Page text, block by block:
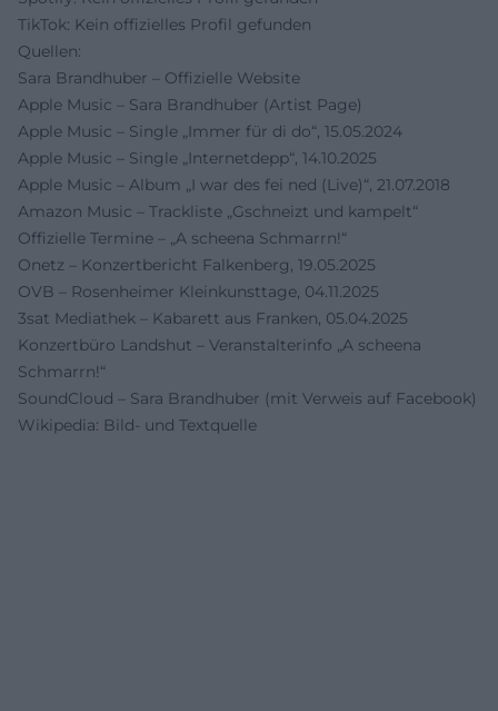
TikTok: Kein offizielles Profil gefunden
Quellen:
Sara Brandhuber – Offizielle Website
Apple Music – Sara Brandhuber (Artist Page)
Apple Music – Single „Immer für di do“, 15.05.2024
Apple Music – Single „Internetdepp“, 14.10.2025
Apple Music – Album „I war des fei ned (Live)“, 21.07.2018
Amazon Music – Trackliste „Gschneizt und kampelt“
Offizielle Termine – „A scheena Schmarrn!“
Onetz – Konzertbericht Falkenberg, 19.05.2025
OVB – Rosenheimer Kleinkunsttage, 04.11.2025
3sat Mediathek – Kabarett aus Franken, 05.04.2025
Konzertbüro Landshut – Veranstalterinfo „A scheena
Schmarrn!“
SoundCloud – Sara Brandhuber (mit Verweis auf Facebook)
Wikipedia: Bild- und Textquelle